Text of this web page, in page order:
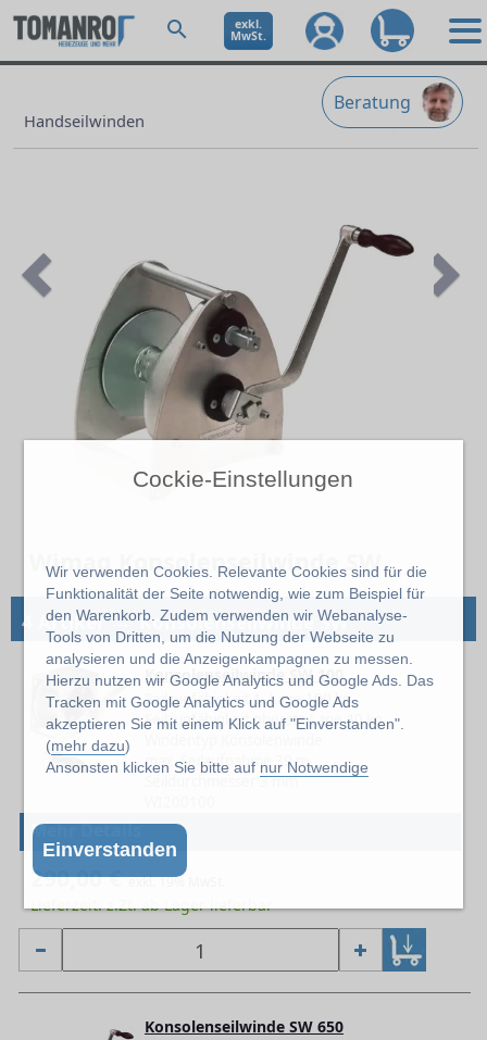
Cockie-Einstellungen
Wir verwenden Cookies. Relevante Cookies sind für die
Funktionalität der Seite notwendig, wie zum Beispiel für
den Warenkorb. Zudem verwenden wir Webanalyse-
Tools von Dritten, um die Nutzung der Webseite zu
analysieren und die Anzeigenkampagnen zu messen.
Hierzu nutzen wir Google Analytics und Google Ads. Das
Tracken mit Google Analytics und Google Ads
akzeptieren Sie mit einem Klick auf "Einverstanden".
(mehr dazu)
Ansonsten klicken Sie bitte auf nur Notwendige
Einverstanden
exkl.
MwSt.
Beratung
Handseilwinden
Previous
Wimag Konsolenseilwinde SW
4 Artikel→Konsolenseilwinde SW
Konsolenseilwinde SW 100
Seilzugfähigkeit 1. Lage 100 kg
Seilzugfähigkeit oberste Lage 40 kg
max. Seilaufnahme 39 m
Seildurchmesser 3 mm
Mehr Details
290,00 €exkl. 19% MwSt.
Lieferzeit: z.Zt. ab Lager lieferbar
Konsolenseilwinde SW 650